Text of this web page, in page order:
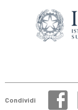
Condividi